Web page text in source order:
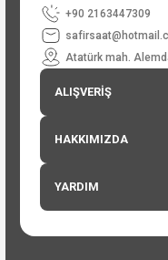
+90 2163447309
Atatürk mah.
ALIŞVERİŞ
HAKKIMIZDA
YARDIM